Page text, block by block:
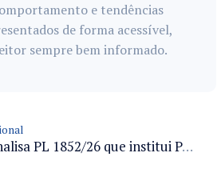
e tendências
de forma acessível,
sempre bem informado.
Câmara analisa PL 1852/26 que institui Política Nacional de Gestão de Desempenho e Eficiência para servidores públicos